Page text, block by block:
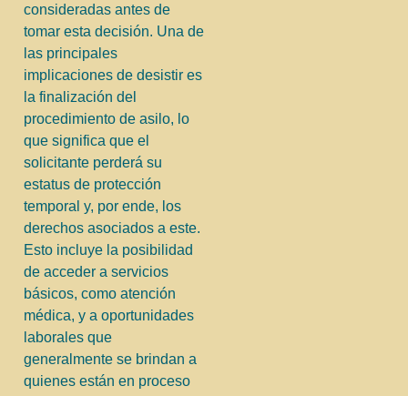
consideradas antes de
tomar esta decisión. Una de
las principales
implicaciones de desistir es
la finalización del
procedimiento de asilo, lo
que significa que el
solicitante perderá su
estatus de protección
temporal y, por ende, los
derechos asociados a este.
Esto incluye la posibilidad
de acceder a servicios
básicos, como atención
médica, y a oportunidades
laborales que
generalmente se brindan a
quienes están en proceso